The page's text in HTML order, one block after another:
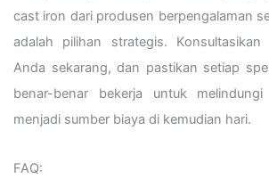
cast iron dari produsen berpengalaman
adalah pilihan strategis.
Anda sekarang, dan pastikan setiap
benar-benar bekerja untuk
menjadi sumber biaya di kemudian hari.
FAQ: